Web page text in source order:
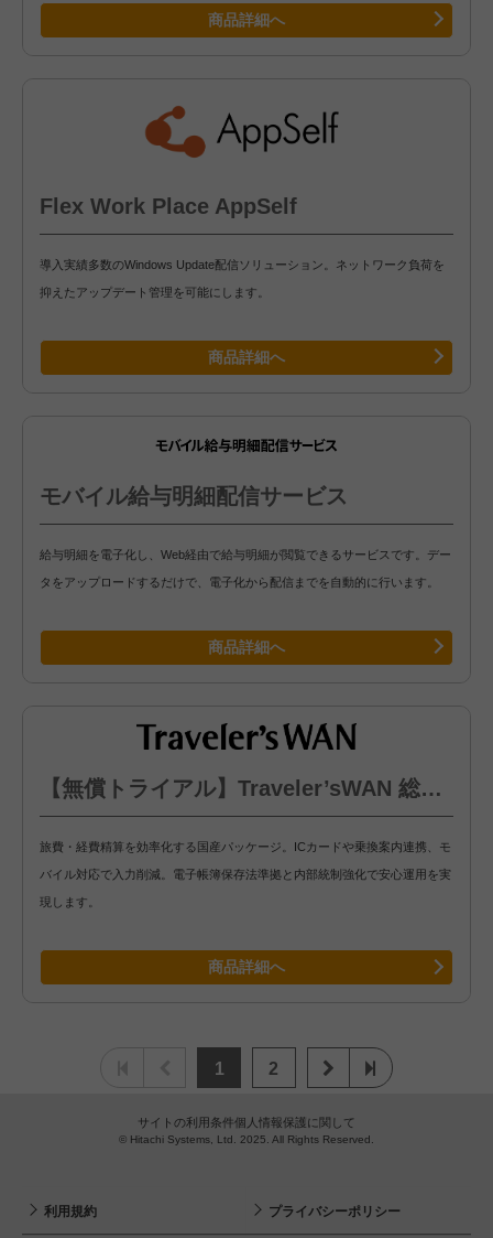
商品詳細へ
Flex Work Place AppSelf
導入実績多数のWindows Update配信ソリューション。ネットワーク負荷を
抑えたアップデート管理を可能にします。
商品詳細へ
モバイル給与明細配信サービス
給与明細を電子化し、Web経由で給与明細が閲覧できるサービスです。デー
タをアップロードするだけで、電子化から配信までを自動的に行います。
商品詳細へ
【無償トライアル】Traveler’sWAN 総合経費管理システム
旅費・経費精算を効率化する国産パッケージ。ICカードや乗換案内連携、モ
バイル対応で入力削減。電子帳簿保存法準拠と内部統制強化で安心運用を実
現します。
商品詳細へ
1 2
© Hitachi Systems, Ltd. 2025. All Rights Reserved.
サイトの利用条件個人情報保護に関して
利用規約 プライバシーポリシー